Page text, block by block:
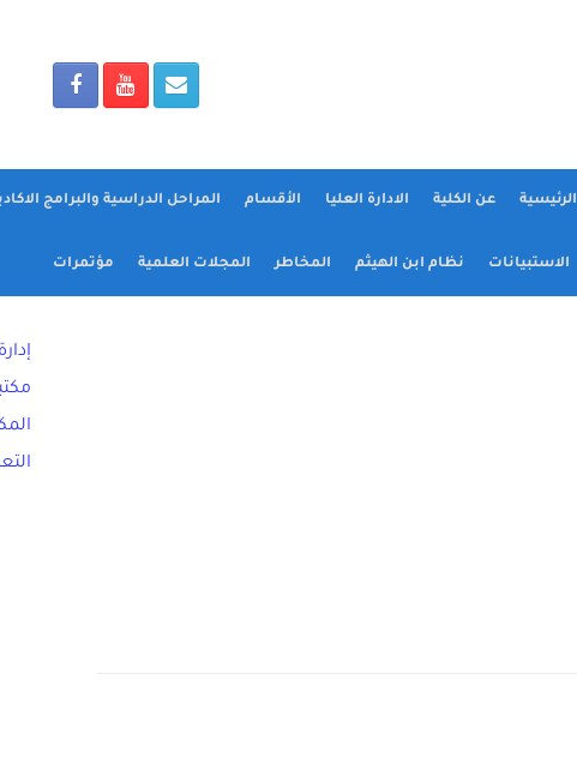
الرئيسية عن الكلية الادارة العليا الأقسام المراحل الدراسية والبرامج
الاستبيانات نظام ابن الهيثم المخاطر المجلات العلمية مؤتمرات